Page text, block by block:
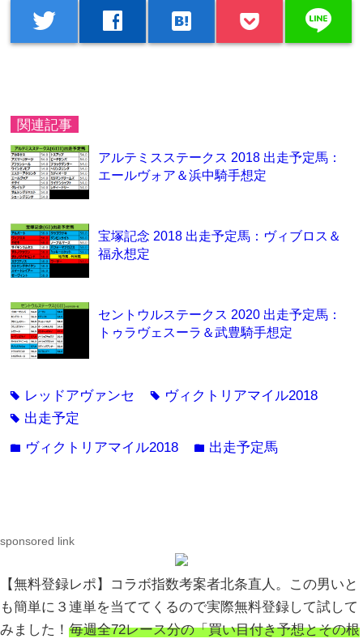
twitter facebook hatenabookmark line
関連記事
アルテミスステークス 2018 出走予定馬：
エールヴォア＆浜中騎手想定
宝塚記念 2018 出走予定馬：ヴィブロス＆
福永想定
セントウルステークス 2020 出走予定馬：
トゥラヴェスーラ＆武豊騎手想定
tag レッドアヴァンセ tag ヴィクトリアマイル2018
tag 出走予定
folder ヴィクトリアマイル2018 folder 出走予定馬
sponsored link
【無料登録レポ】コラボ指数考案者北条直人。この男いと
も簡単に３連単を当ててくるので実際無料登録して試して
みました！ 毎週全72レース分の「買い目付き予想とその根